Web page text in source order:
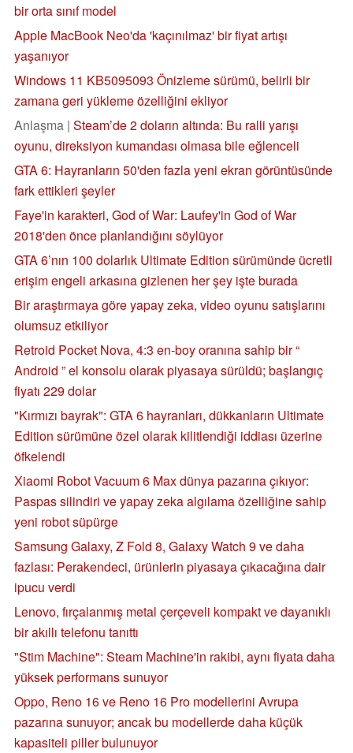
bir orta sınıf model
Apple MacBook Neo'da 'kaçınılmaz' bir fiyat artışı
yaşanıyor
Windows 11 KB5095093 Önizleme sürümü, belirli bir
zamana geri yükleme özelliğini ekliyor
Anlaşma | Steam’de 2 doların altında: Bu ralli yarışı
oyunu, direksiyon kumandası olmasa bile eğlenceli
GTA 6: Hayranların 50'den fazla yeni ekran görüntüsünde
fark ettikleri şeyler
Faye'in karakteri, God of War: Laufey'in God of War
2018'den önce planlandığını söylüyor
GTA 6’nın 100 dolarlık Ultimate Edition sürümünde ücretli
erişim engeli arkasına gizlenen her şey işte burada
Bir araştırmaya göre yapay zeka, video oyunu satışlarını
olumsuz etkiliyor
Retroid Pocket Nova, 4:3 en-boy oranına sahip bir “
Android ” el konsolu olarak piyasaya sürüldü; başlangıç
fiyatı 229 dolar
"Kırmızı bayrak": GTA 6 hayranları, dükkanların Ultimate
Edition sürümüne özel olarak kilitlendiği iddiası üzerine
öfkelendi
Xiaomi Robot Vacuum 6 Max dünya pazarına çıkıyor:
Paspas silindiri ve yapay zeka algılama özelliğine sahip
yeni robot süpürge
Samsung Galaxy, Z Fold 8, Galaxy Watch 9 ve daha
fazlası: Perakendeci, ürünlerin piyasaya çıkacağına dair
ipucu verdi
Lenovo, fırçalanmış metal çerçeveli kompakt ve dayanıklı
bir akıllı telefonu tanıttı
"Stim Machine": Steam Machine'in rakibi, aynı fiyata daha
yüksek performans sunuyor
Oppo, Reno 16 ve Reno 16 Pro modellerini Avrupa
pazarına sunuyor; ancak bu modellerde daha küçük
kapasiteli piller bulunuyor